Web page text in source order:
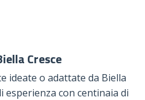
Cresce
ideate o adattate da Biella
esperienza con centinaia di